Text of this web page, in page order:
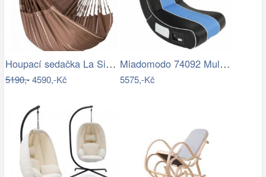
Houpací sedačka La Siesta HABANA - IN
5190,-4590,-Kč
Miadomodo 74092 Multimediální křeslo,…
5575,-Kč